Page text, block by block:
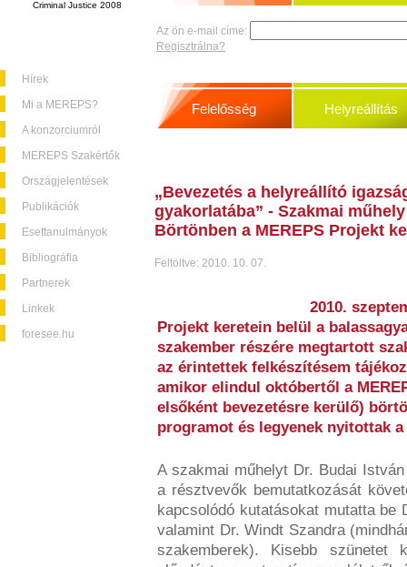
Criminal Justice 2008
Hírek
Mi a MEREPS?
A konzorciumról
MEREPS Szakértők
Országjelentések
Publikációk
Esettanulmányok
Bibliográfia
Partnerek
Linkek
foresee.hu
Az ön e-mail címe:
Regisztrálna?
Felelősség Helyreállítás
„Bevezetés a helyreállító
gyakorlatába” - Szakmai
Börtönben a MEREPS Projekt
Feltöltve: 2010. 10. 07.
2010.
Projekt keretein belül a
szakember részére megtartott
az érintettek felkészítésem
amikor elindul októbertől a
elsőként bevezetésre kerülő)
programot és legyenek nyitottak
A szakmai műhelyt Dr. Budai
a résztvevők bemutatkozását
kapcsolódó kutatásokat mutatta be
valamint Dr. Windt Szandra
szakemberek). Kisebb szünetet